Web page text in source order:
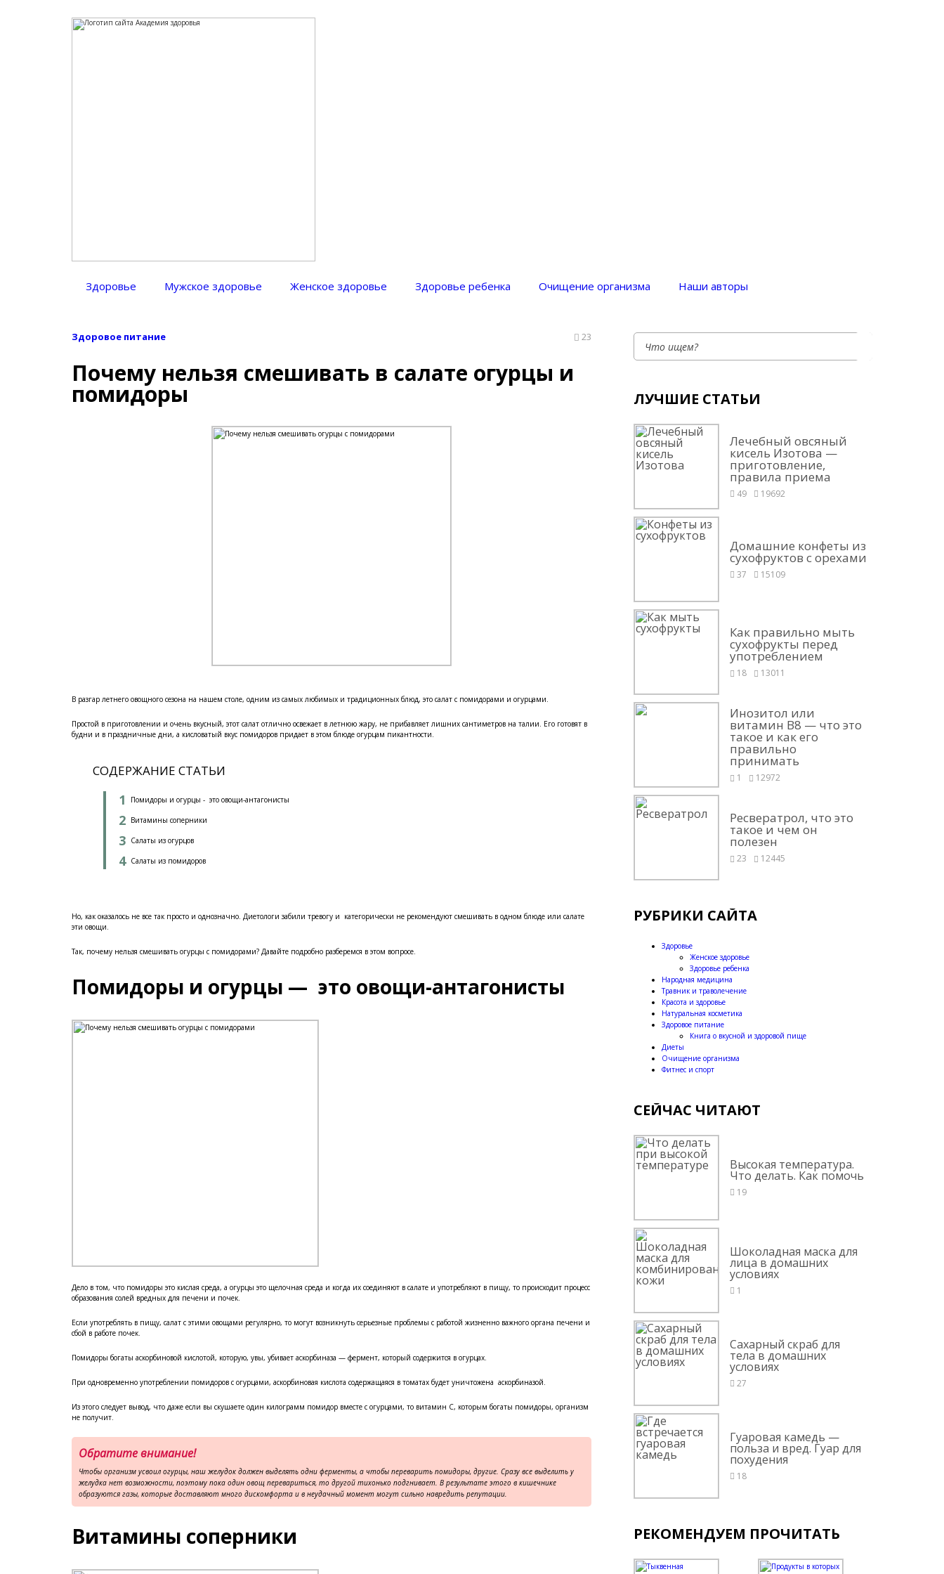
Здоровье Мужское здоровье Женское здоровье Здоровье ребенка Очищение организма Наши авторы
Здоровое питание 23
Почему нельзя смешивать в салате огурцы и
помидоры
В разгар летнего овощного сезона на нашем столе, одним из самых любимых и традиционных блюд, это салат с помидорами и огурцами.
Простой в приготовлении и очень вкусный, этот салат отлично освежает в летнюю жару, не прибавляет лишних сантиметров на талии. Его готовят в
будни и в праздничные дни, а кисловатый вкус помидоров придает в этом блюде огурцам пикантности.
СОДЕРЖАНИЕ СТАТЬИ
Помидоры и огурцы - это овощи-антагонисты
Витамины соперники
Салаты из огурцов
Салаты из помидоров
Но, как оказалось не все так просто и однозначно. Диетологи забили тревогу и категорически не рекомендуют смешивать в одном блюде или салате
эти овощи.
Так, почему нельзя смешивать огурцы с помидорами? Давайте подробно разберемся в этом вопросе.
Помидоры и огурцы — это овощи-антагонисты
Дело в том, что помидоры это кислая среда, а огурцы это щелочная среда и когда их соединяют в салате и употребляют в пищу, то происходит процесс
образования солей вредных для печени и почек.
Если употреблять в пищу, салат с этими овощами регулярно, то могут возникнуть серьезные проблемы с работой жизненно важного органа печени и
сбой в работе почек.
Помидоры богаты аскорбиновой кислотой, которую, увы, убивает аскорбиназа — фермент, который содержится в огурцах.
При одновременно употреблении помидоров с огурцами, аскорбиновая кислота содержащаяся в томатах будет уничтожена аскорбиназой.
Из этого следует вывод, что даже если вы скушаете один килограмм помидор вместе с огурцами, то витамин C, которым богаты помидоры, организм
не получит.
Обратите внимание!
Чтобы организм усвоил огурцы, наш желудок должен выделять одни ферменты, а чтобы переварить помидоры, другие. Сразу все выделить у
желудка нет возможности, поэтому пока один овощ перевариться, то другой тихонько подгнивает. В результате этого в кишечнике
образуются газы, которые доставляют много дискомфорта и в неудачный момент могут сильно навредить репутации.
Витамины соперники
ЛУЧШИЕ СТАТЬИ
Лечебный овсяный
кисель Изотова —
приготовление,
правила приема
49 19692
Домашние конфеты из
сухофруктов с орехами
37 15109
Как правильно мыть
сухофрукты перед
употреблением
18 13011
Инозитол или
витамин В8 — что это
такое и как его
правильно
принимать
1 12972
Ресвератрол, что это
такое и чем он
полезен
23 12445
РУБРИКИ САЙТА
Здоровье
Женское здоровье
Здоровье ребенка
Народная медицина
Травник и траволечение
Красота и здоровье
Натуральная косметика
Здоровое питание
Книга о вкусной и здоровой пище
Диеты
Очищение организма
Фитнес и спорт
СЕЙЧАС ЧИТАЮТ
Высокая температура.
Что делать. Как помочь
19
Шоколадная маска для
лица в домашних
условиях
1
Сахарный скраб для
тела в домашних
условиях
27
Гуаровая камедь —
польза и вред. Гуар для
похудения
18
РЕКОМЕНДУЕМ ПРОЧИТАТЬ